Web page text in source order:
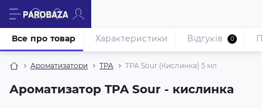
Ароматизатори TPA TPA Sour (Кислинка) 5 мл
Ароматизатор TPA Sour - кислинка
Все про товар Характеристики Відгуків 0